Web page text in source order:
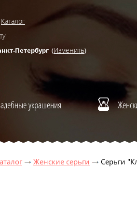
Каталог
Петербург (Изменить)
украшения
Женские серьги Серьги